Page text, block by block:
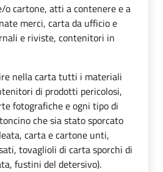
o cartone, atti a contenere e a
merci, carta da ufficio e
e riviste, contenitori in
nella carta tutti i materiali
di prodotti pericolosi,
fotografiche e ogni tipo di
che sia stato sporcato
carta e cartone unti,
tovaglioli di carta sporchi di
fustini del detersivo).